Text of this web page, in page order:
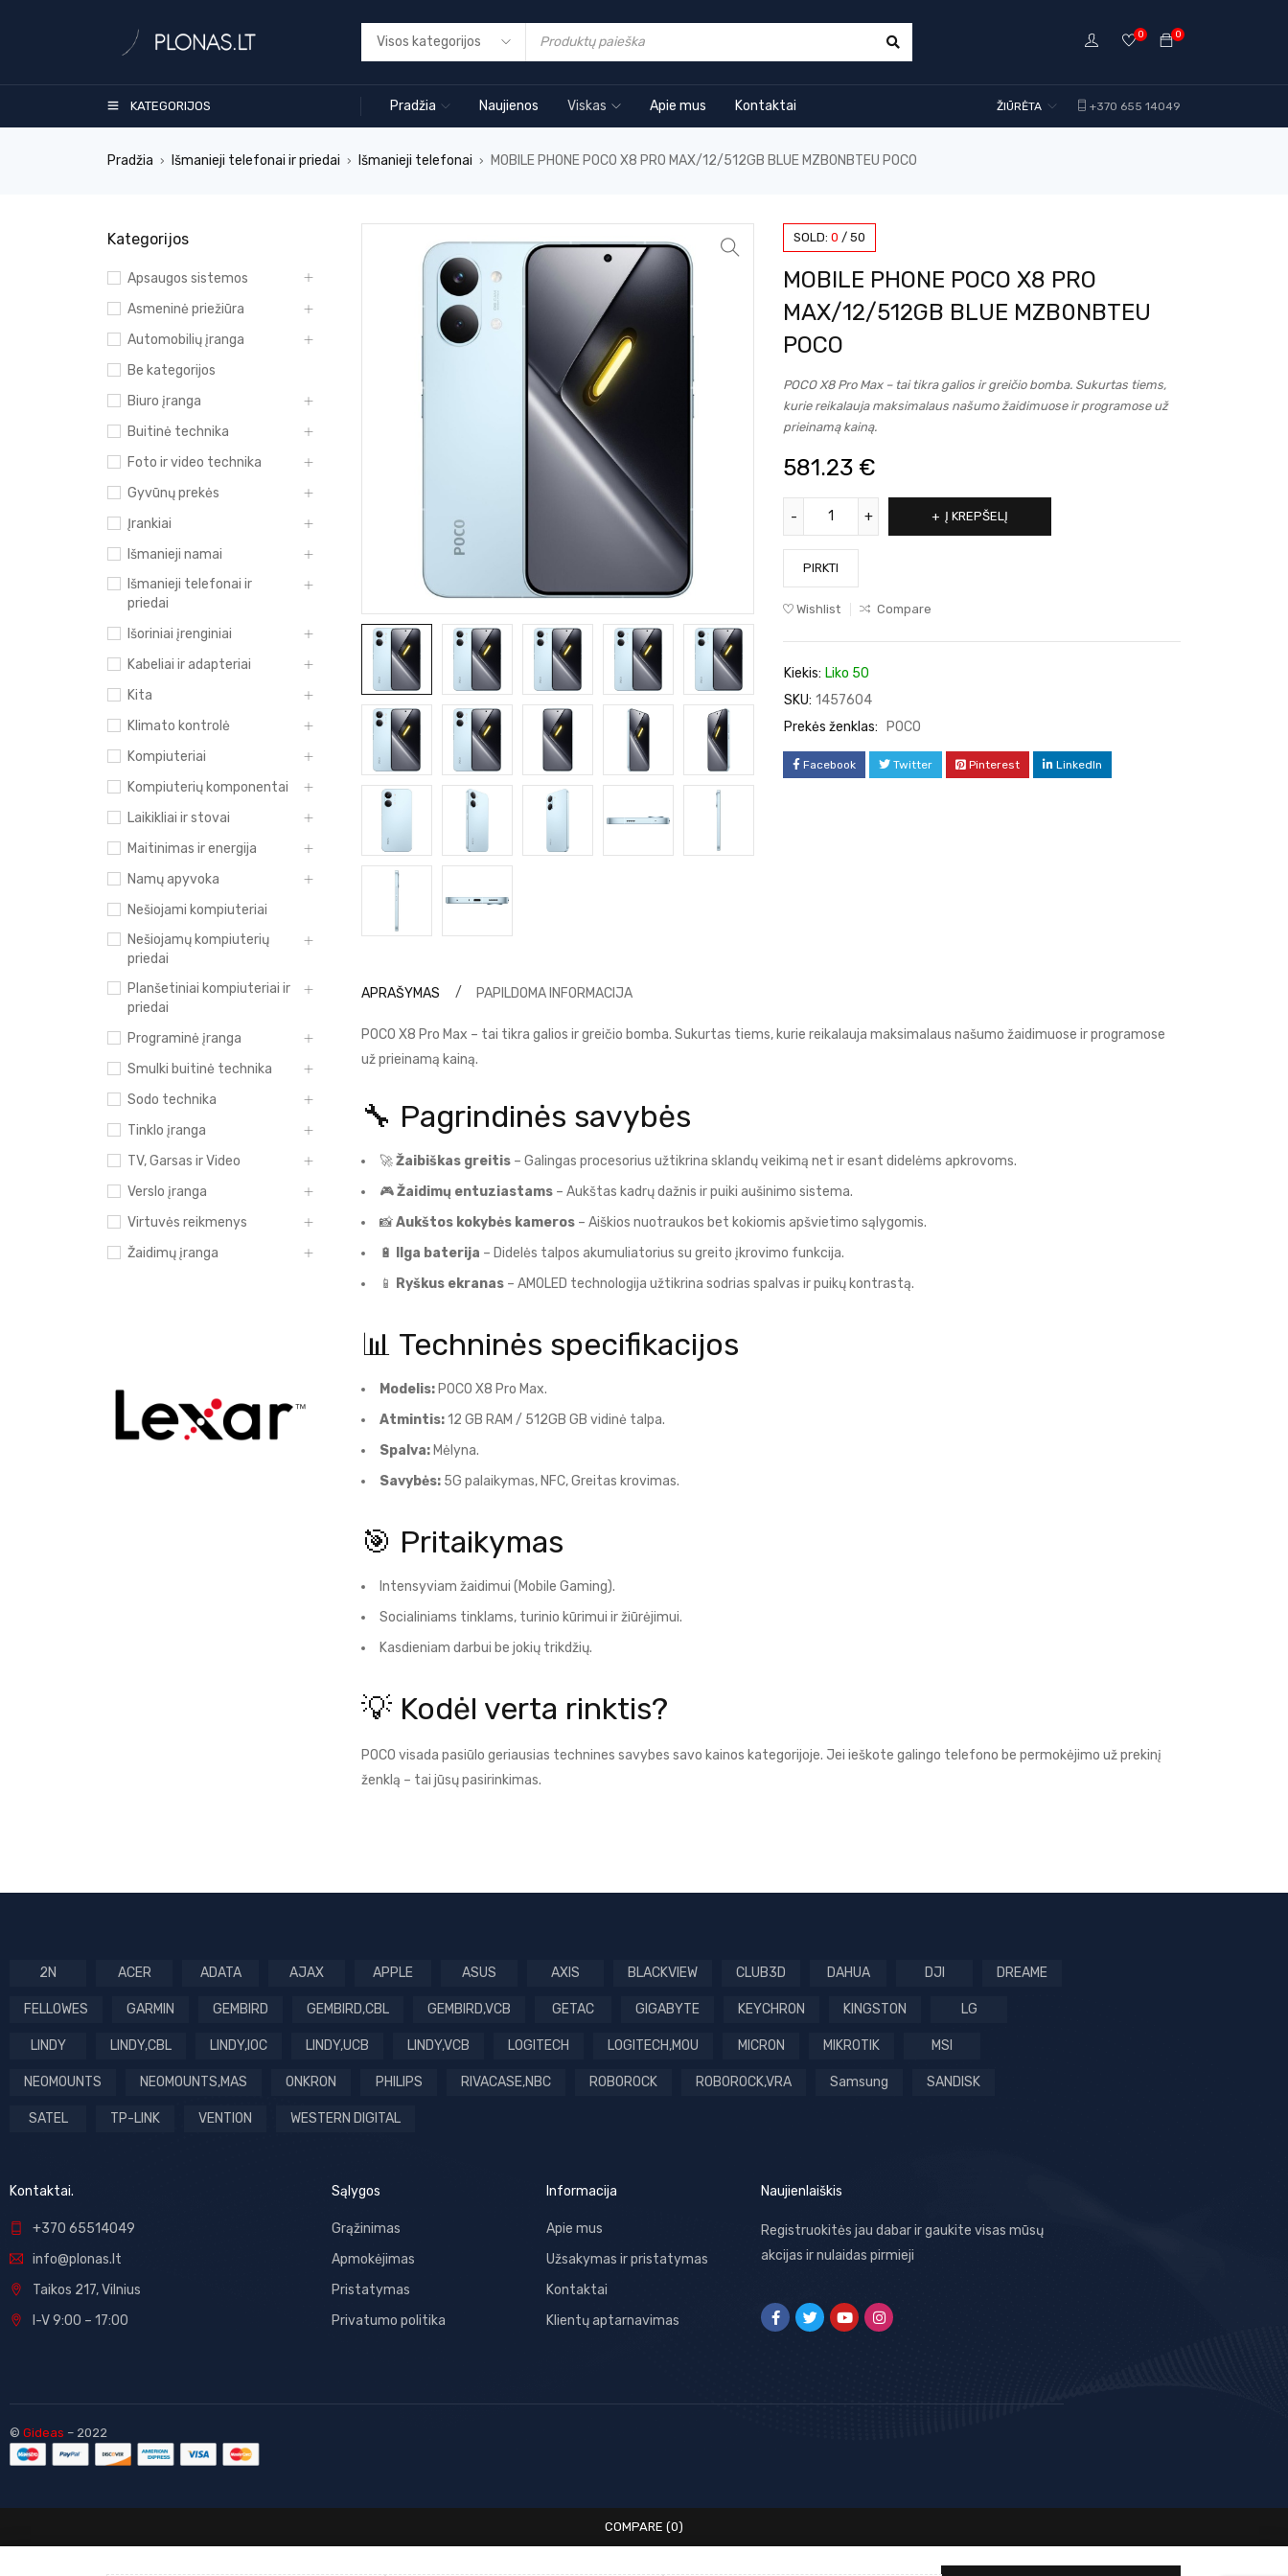
0
0
KATEGORIJOS Pradžia Naujienos Viskas Apie mus Kontaktai +370 655 14049
ŽIŪRĖTA
Pradžia › Išmanieji telefonai ir priedai › Išmanieji telefonai › MOBILE PHONE POCO X8 PRO MAX/12/512GB BLUE MZB0NBTEU POCO
Kategorijos
Apsaugos sistemos
Asmeninė priežiūra
Automobilių įranga
Be kategorijos
Biuro įranga
Buitinė technika
Foto ir video technika
Gyvūnų prekės
Įrankiai
Išmanieji namai
Išmanieji telefonai ir
priedai
Išoriniai įrenginiai
Kabeliai ir adapteriai
Kita
Klimato kontrolė
Kompiuteriai
Kompiuterių komponentai
Laikikliai ir stovai
Maitinimas ir energija
Namų apyvoka
Nešiojami kompiuteriai
Nešiojamų kompiuterių
priedai
Planšetiniai kompiuteriai ir
priedai
Programinė įranga
Smulki buitinė technika
Sodo technika
Tinklo įranga
TV, Garsas ir Video
Verslo įranga
Virtuvės reikmenys
Žaidimų įranga
SOLD: 0 / 50
MOBILE PHONE POCO X8 PRO
MAX/12/512GB BLUE MZB0NBTEU
POCO
POCO X8 Pro Max – tai tikra galios ir greičio bomba. Sukurtas tiems,
kurie reikalauja maksimalaus našumo žaidimuose ir programose už
prieinamą kainą.
581.23 €
Į KREPŠELĮ
PIRKTI
Wishlist Compare
Kiekis: Liko 50
SKU: 1457604
Prekės ženklas:
POCO
Facebook Twitter Pinterest LinkedIn
APRAŠYMAS PAPILDOMA INFORMACIJA
POCO X8 Pro Max – tai tikra galios ir greičio bomba. Sukurtas tiems, kurie reikalauja maksimalaus našumo žaidimuose ir programose
už prieinamą kainą.
🔧 Pagrindinės savybės
🚀Žaibiškas greitis – Galingas procesorius užtikrina sklandų veikimą net ir esant didelėms apkrovoms.
🎮Žaidimų entuziastams – Aukštas kadrų dažnis ir puiki aušinimo sistema.
📸Aukštos kokybės kameros – Aiškios nuotraukos bet kokiomis apšvietimo sąlygomis.
🔋
Ilga baterija – Didelės talpos akumuliatorius su greito įkrovimo funkcija.
📱
Ryškus ekranas – AMOLED technologija užtikrina sodrias spalvas ir puikų kontrastą.
📊 Techninės specifikacijos
Modelis: POCO X8 Pro Max.
Atmintis:12 GB RAM / 512GB GB vidinė talpa.
Spalva: Mėlyna.
Savybės: 5G palaikymas, NFC, Greitas krovimas.
🎯 Pritaikymas
Intensyviam žaidimui (Mobile Gaming).
Socialiniams tinklams, turinio kūrimui ir žiūrėjimui.
Kasdieniam darbui be jokių trikdžių.
💡 Kodėl verta rinktis?
POCO visada pasiūlo geriausias technines savybes savo kainos kategorijoje. Jei ieškote galingo telefono be permokėjimo už prekinį
ženklą – tai jūsų pasirinkimas.
2N ACER ADATA AJAX APPLE ASUS AXIS BLACKVIEW CLUB3D DAHUA DJI DREAME
FELLOWES GARMIN GEMBIRD GEMBIRD,CBL GEMBIRD,VCB GETAC GIGABYTE KEYCHRON KINGSTON LG
LINDY LINDY,CBL LINDY,IOC LINDY,UCB LINDY,VCB LOGITECH LOGITECH,MOU MICRON MIKROTIK MSI
NEOMOUNTS NEOMOUNTS,MAS ONKRON PHILIPS RIVACASE,NBC ROBOROCK ROBOROCK,VRA Samsung SANDISK
SATEL TP-LINK VENTION WESTERN DIGITAL
Kontaktai.
+370 65514049
info@plonas.lt
Taikos 217, Vilnius
I-V 9:00 – 17:00
Sąlygos
Grąžinimas
Apmokėjimas
Pristatymas
Privatumo politika
Informacija
Apie mus
Užsakymas ir pristatymas
Kontaktai
Klientų aptarnavimas
Naujienlaiškis
Registruokitės jau dabar ir gaukite visas mūsų
akcijas ir nulaidas pirmieji
© Gideas – 2022
COMPARE (0)